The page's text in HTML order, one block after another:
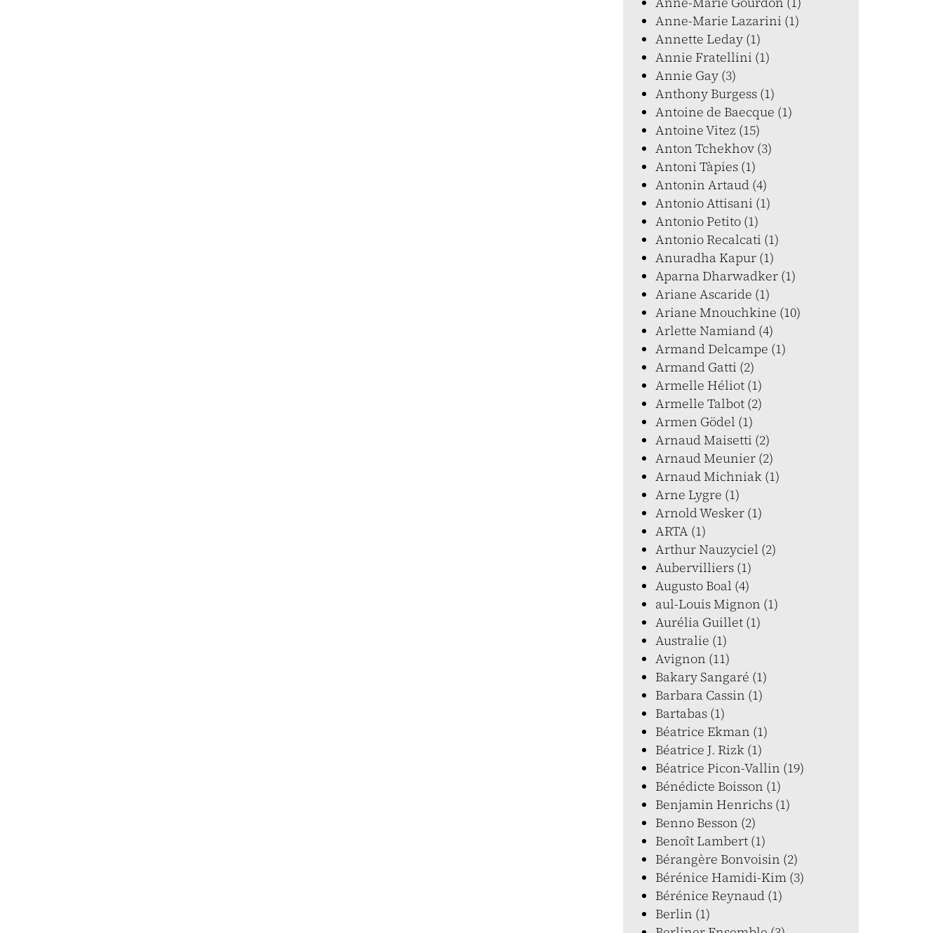
Anne-Marie Lazarini (1)
Annette Leday (1)
Annie Fratellini (1)
Annie Gay (3)
Anthony Burgess (1)
Antoine de Baecque (1)
Antoine Vitez (15)
Anton Tchekhov (3)
Antoni Tàpies (1)
Antonin Artaud (4)
Antonio Attisani (1)
Antonio Petito (1)
Antonio Recalcati (1)
Anuradha Kapur (1)
Aparna Dharwadker (1)
Ariane Ascaride (1)
Ariane Mnouchkine (10)
Arlette Namiand (4)
Armand Delcampe (1)
Armand Gatti (2)
Armelle Héliot (1)
Armelle Talbot (2)
Armen Gödel (1)
Arnaud Maisetti (2)
Arnaud Meunier (2)
Arnaud Michniak (1)
Arne Lygre (1)
Arnold Wesker (1)
ARTA (1)
Arthur Nauzyciel (2)
Aubervilliers (1)
Augusto Boal (4)
aul-Louis Mignon (1)
Aurélia Guillet (1)
Australie (1)
Avignon (11)
Bakary Sangaré (1)
Barbara Cassin (1)
Bartabas (1)
Béatrice Ekman (1)
Béatrice J. Rizk (1)
Béatrice Picon-Vallin (19)
Bénédicte Boisson (1)
Benjamin Henrichs (1)
Benno Besson (2)
Benoît Lambert (1)
Bérangère Bonvoisin (2)
Bérénice Hamidi-Kim (3)
Bérénice Reynaud (1)
Berlin (1)